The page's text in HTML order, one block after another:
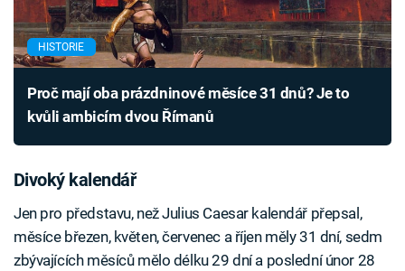
HISTORIE
Proč mají oba prázdninové měsíce 31 dnů? Je to
kvůli ambicím dvou Římanů
Divoký kalendář
Jen pro představu, než Julius Caesar kalendář přepsal,
měsíce březen, květen, červenec a říjen měly 31 dní, sedm
zbývajících měsíců mělo délku 29 dní a poslední únor 28